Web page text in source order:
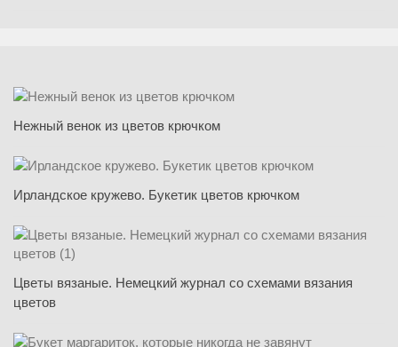
Нежный венок из цветов крючком
Ирландское кружево. Букетик цветов крючком
Цветы вязаные. Немецкий журнал со схемами вязания
цветов